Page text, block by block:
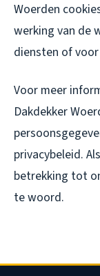
Woerden
werking van de
diensten of
Voor meer
Dakdekker
privacybeleid.
betrekking tot
te woord.